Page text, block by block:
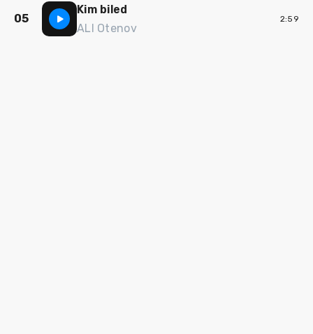
05
Kim biled
ALI Otenov
2:59